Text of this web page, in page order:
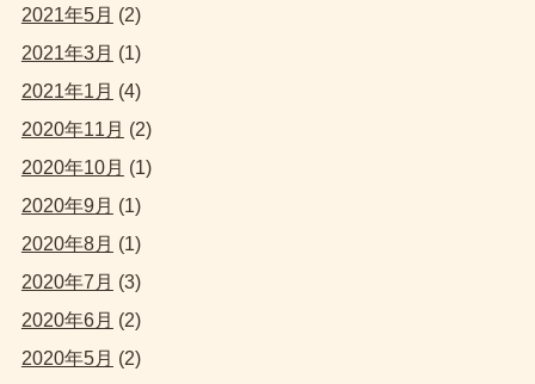
2021年5月 (2)
2021年3月 (1)
2021年1月 (4)
2020年11月 (2)
2020年10月 (1)
2020年9月 (1)
2020年8月 (1)
2020年7月 (3)
2020年6月 (2)
2020年5月 (2)